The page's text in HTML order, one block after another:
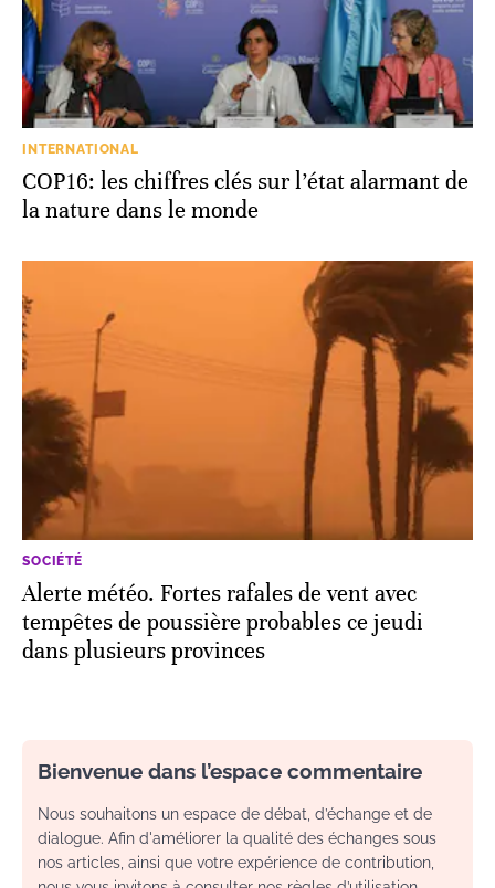
INTERNATIONAL
COP16: les chiffres clés sur l’état alarmant de
la nature dans le monde
SOCIÉTÉ
Alerte météo. Fortes rafales de vent avec
tempêtes de poussière probables ce jeudi
dans plusieurs provinces
Bienvenue dans l’espace commentaire
Nous souhaitons un espace de débat, d’échange et de
dialogue. Afin d'améliorer la qualité des échanges sous
nos articles, ainsi que votre expérience de contribution,